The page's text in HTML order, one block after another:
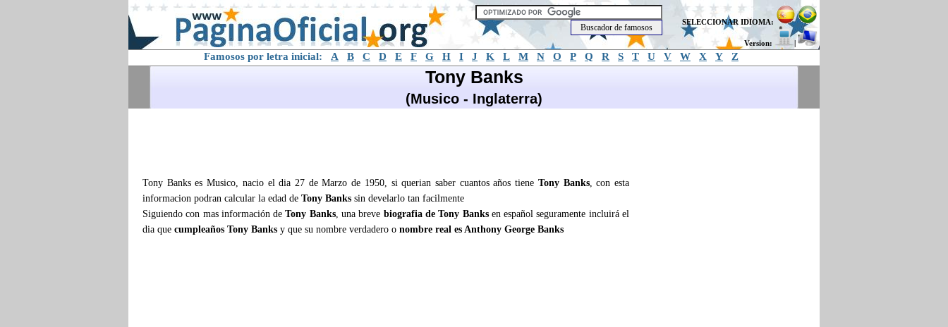
SELECCIONAR IDIOMA:
Version: |
Famosos por letra inicial: A B C D E F G H I J K L M N O P Q R S T U V W X Y Z
Tony Banks
(Musico - Inglaterra)
Tony Banks es Musico, nacio el dia 27 de Marzo de 1950, si querian saber cuantos años tiene Tony Banks, con esta
informacion podran calcular la edad de Tony Banks sin develarlo tan facilmente
Siguiendo con mas información deTony Banks, una breve biografia de Tony Banksen español seguramente incluirá el
dia que cumpleaños Tony Banks y que su nombre verdadero o nombre real es Anthony George Banks